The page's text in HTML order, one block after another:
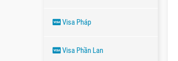
Visa Pháp
Visa Phần Lan